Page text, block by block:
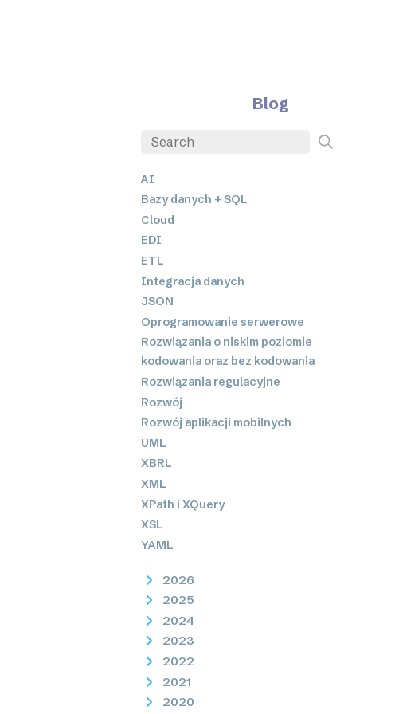
Blog
AI
Bazy danych + SQL
Cloud
EDI
ETL
Integracja danych
JSON
Oprogramowanie serwerowe
Rozwiązania o niskim poziomie
kodowania oraz bez kodowania
Rozwiązania regulacyjne
Rozwój
Rozwój aplikacji mobilnych
UML
XBRL
XML
XPath i XQuery
XSL
YAML
2026
2025
2024
2023
2022
2021
2020